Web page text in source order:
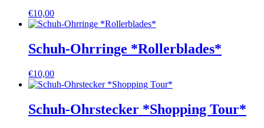
€10,00
Schuh-Ohrringe *Rollerblades*
€10,00
Schuh-Ohrstecker *Shopping Tour*